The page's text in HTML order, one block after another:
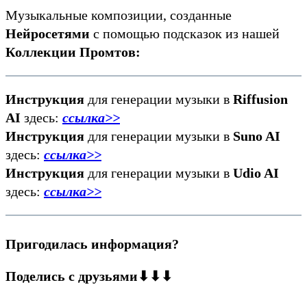
Музыкальные композиции, созданные
Нейросетями с помощью подсказок из нашей
Коллекции Промтов:
Инструкция для генерации музыки в Riffusion
AI здесь: ссылка>>
Инструкция для генерации музыки в Suno AI
здесь: ссылка>>
Инструкция для генерации музыки в Udio AI
здесь: ссылка>>
Пригодилась информация?
Поделись с друзьями⬇⬇⬇